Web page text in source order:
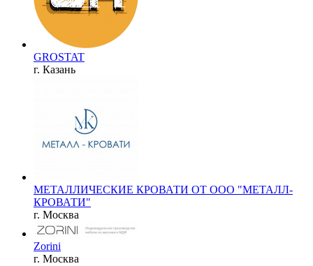
GROSTAT
г. Казань
МЕТАЛЛИЧЕСКИЕ КРОВАТИ ОТ ООО "МЕТАЛЛ-
КРОВАТИ"
г. Москва
Zorini
г. Москва